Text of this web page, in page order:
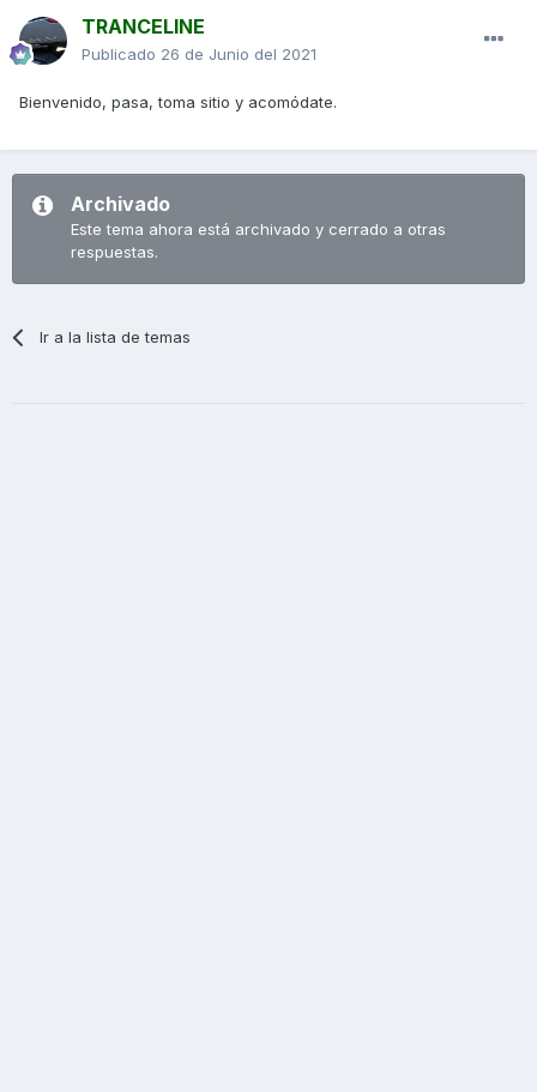
TRANCELINE
Publicado 26 de Junio del 2021
Bienvenido, pasa, toma sitio y acomódate.
Archivado
Este tema ahora está archivado y cerrado a otras
respuestas.
Ir a la lista de temas